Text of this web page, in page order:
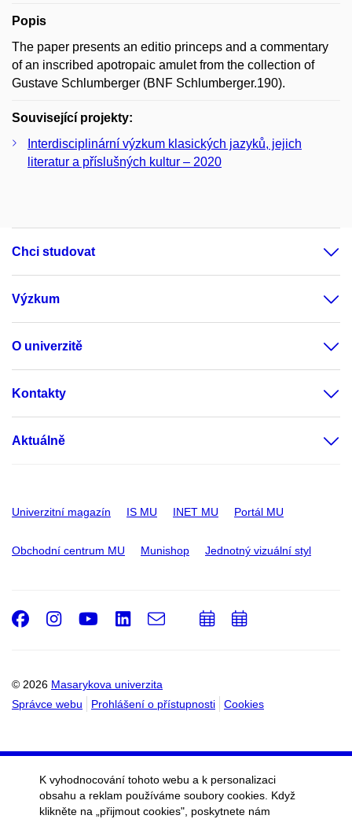
Popis
The paper presents an editio princeps and a commentary
of an inscribed apotropaic amulet from the collection of
Gustave Schlumberger (BNF Schlumberger.190).
Související projekty:
Interdisciplinární výzkum klasických jazyků, jejich
literatur a příslušných kultur – 2020
Chci studovat
Výzkum
O univerzitě
Kontakty
Aktuálně
Univerzitní magazín IS MU INET MU Portál MU
Obchodní centrum MU Munishop Jednotný vizuální styl
© 2026 Masarykova univerzita
Správce webu
Prohlášení o přístupnosti Cookies
Facebook
Instagram
Youtube
LinkedIn
e-
PřidatPřidat
K vyhodnocování tohoto webu a k personalizaci
obsahu a reklam používáme soubory cookies. Když
klikněte na „přijmout cookies", poskytnete nám